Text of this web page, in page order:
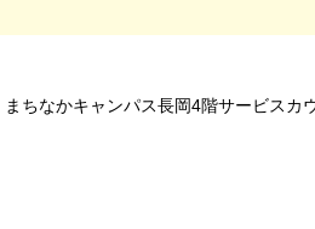
ちなかキャンパス長岡4階サービスカ